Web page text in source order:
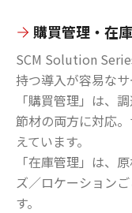
購買管理・在
SCM Solution
持つ導入が容易なサ
「購買管理」は、
節材の両方に対応
えています。
「在庫管理」は、
ズ／ロケーション
す。